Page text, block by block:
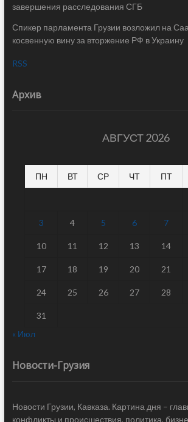
завершения расследования СГБ
Спикер парламента Грузии возложил на
косвенную вину за вторжение РФ в Украину
RSS
Архив
АВГУСТ 2026
ПН ВТ СР ЧТ ПТ
3 4 5 6 7
10 11 12 13 14
17 18 19 20 21
24 25 26 27 28
31
« Июл
Новости-Грузия
Новости Грузии, Кавказа. Картина дня –
конфликты и происшествия, политика,